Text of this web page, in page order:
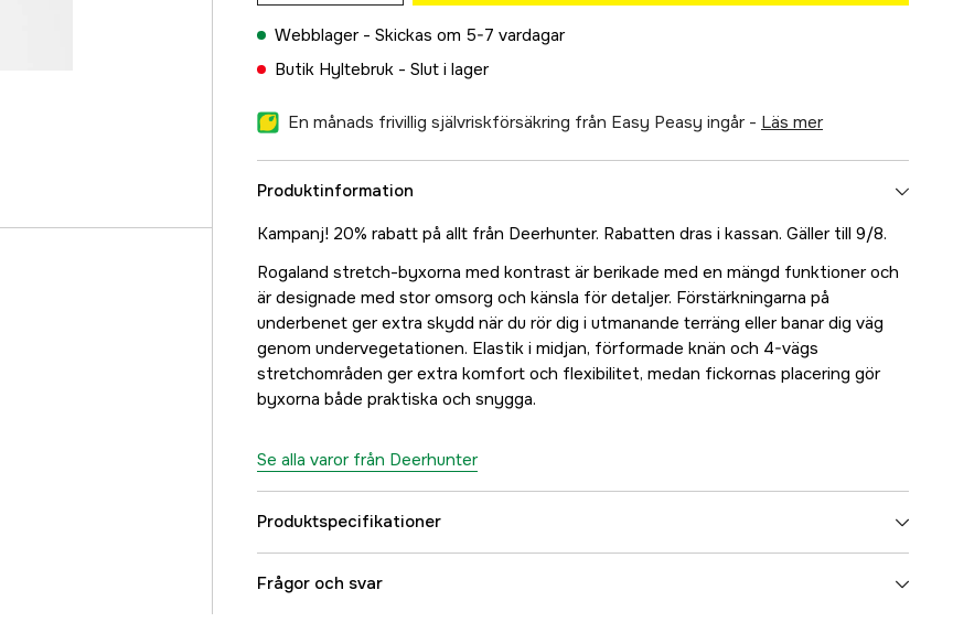
1 249 kr
25
1 249 kr
1 249 kr
28
1 249 kr
29
1 249 kr
Webblager - Skickas om 5-7 vardagar
Butik Hyltebruk - Slut i lager
En månads frivillig självriskförsäkring från Easy Peasy ingår - läs mer
Produktinformation
Kampanj! 20% rabatt på allt från Deerhunter. Rabatten dras i kassan. Gäller till 9/8.
Rogaland stretch-byxorna med kontrast är berikade med en mängd funktioner och
är designade med stor omsorg och känsla för detaljer. Förstärkningarna på
underbenet ger extra skydd när du rör dig i utmanande terräng eller banar dig väg
genom undervegetationen. Elastik i midjan, förformade knän och 4-vägs
stretchområden ger extra komfort och flexibilitet, medan fickornas placering gör
byxorna både praktiska och snygga.
Se alla varor från Deerhunter
Produktspecifikationer
Material
Frågor och svar